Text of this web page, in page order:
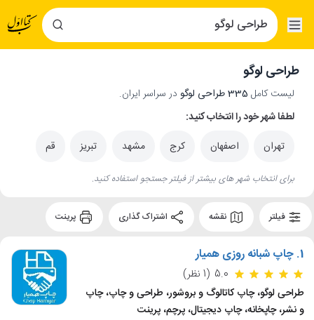
طراحی لوگو
لیست کامل 335 طراحی لوگو
در سراسر ایران.
لطفا شهر خود را انتخاب کنید:
تهران
اصفهان کرج مشهد تبریز قم
برای انتخاب شهر های بیشتر از فیلتر جستجو استفاده کنید.
فیلتر نقشه
1. چاپ شبانه روزی همیار
5.0 (1 نظر)
طراحی لوگو، چاپ کاتالوگ و بروشور، طراحی و چاپ، چاپ
و نشر، چاپخانه، چاپ دیجیتال، پرچم، پرینت